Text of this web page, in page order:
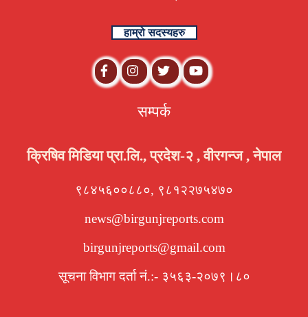
हाम्रो सदस्यहरु
सम्पर्क
क्रिषिव मिडिया प्रा.लि., प्रदेश-२ , वीरगन्ज , नेपाल
९८४५६००८८०, ९८१२२७५४७०
news@birgunjreports.com
birgunjreports@gmail.com
सूचना विभाग दर्ता नं.:- ३५६३-२०७९।८०